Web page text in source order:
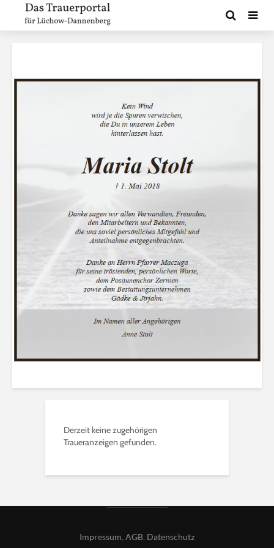
Derzeit keine zugehörigen
Traueranzeigen gefunden.
Impressum, AGB, Datenschutz